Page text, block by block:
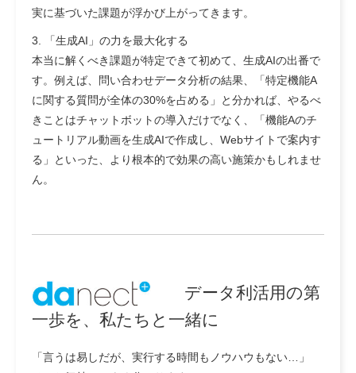
実に基づいた課題が浮かび上がってきます。
3. 「生成AI」の力を最大化する
本当に解くべき課題が特定できて初めて、生成AIの出番で
す。例えば、問い合わせデータ分析の結果、「特定機能A
に関する質問が全体の30%を占める」と分かれば、やるべ
きことはチャットボットの導入だけでなく、「機能Aのチ
ュートリアル動画を生成AIで作成し、Webサイトで案内す
る」といった、より根本的で効果の高い施策かもしれませ
ん。
データ利活用の第
一歩を、私たちと一緒に
「言うは易しだが、実行する時間もノウハウもない…」